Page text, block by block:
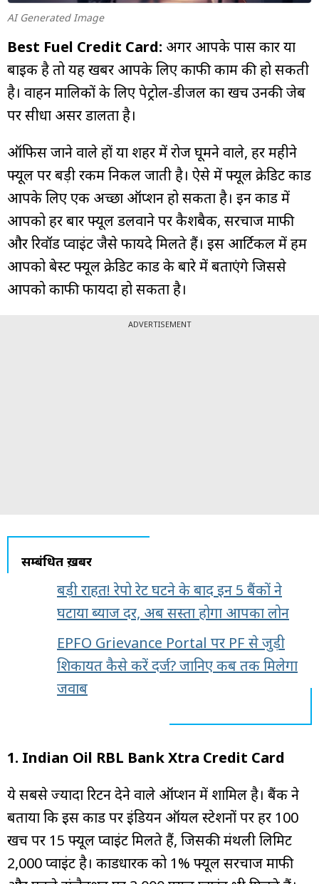
AI Generated Image
Best Fuel Credit Card: अगर आपके पास कार या
बाइक है तो यह खबर आपके लिए काफी काम की हो सकती
है। वाहन मालिकों के लिए पेट्रोल-डीजल का खर्च उनकी जेब
पर सीधा असर डालता है।
ऑफिस जाने वाले हों या शहर में रोज घूमने वाले, हर महीने
फ्यूल पर बड़ी रकम निकल जाती है। ऐसे में फ्यूल क्रेडिट कार्ड
आपके लिए एक अच्छा ऑप्शन हो सकता है। इन कार्ड में
आपको हर बार फ्यूल डलवाने पर कैशबैक, सरचार्ज माफी
और रिवॉर्ड प्वाइंट जैसे फायदे मिलते हैं। इस आर्टिकल में हम
आपको बेस्ट फ्यूल क्रेडिट कार्ड के बारे में बताएंगे जिससे
आपको काफी फायदा हो सकता है।
ADVERTISEMENT
सम्बंधित ख़बरें
बड़ी राहत! रेपो रेट घटने के बाद इन 5 बैंकों ने
घटाया ब्याज दर, अब सस्ता होगा आपका लोन
EPFO Grievance Portal पर PF से जुड़ी
शिकायत कैसे करें दर्ज? जानिए कब तक मिलेगा
जवाब
1. Indian Oil RBL Bank Xtra Credit Card
ये सबसे ज्यादा रिटर्न देने वाले ऑप्शन में शामिल है। बैंक ने
बताया कि इस कार्ड पर इंडियन ऑयल स्टेशनों पर हर ₹100
खर्च पर 15 फ्यूल प्वाइंट मिलते हैं, जिसकी मंथली लिमिट
2,000 प्वाइंट है। कार्डधारक को 1% फ्यूल सरचार्ज माफी